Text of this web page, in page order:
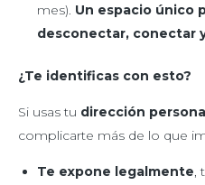
mes). Un espacio único
desconectar, conectar
¿Te identificas con esto?
Si usas tu dirección
complicarte más de lo que
Te expone legalmente,